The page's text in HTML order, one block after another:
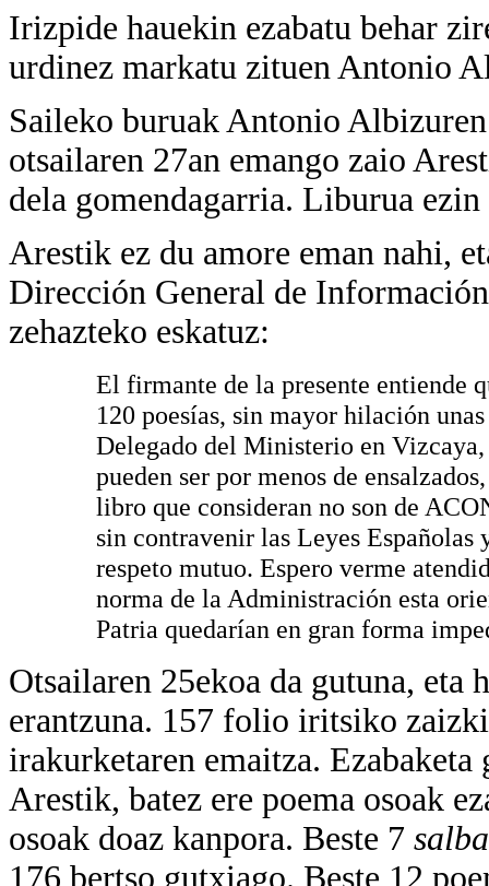
Irizpide hauekin ezabatu behar
urdinez markatu zituen Antonio
Saileko buruak Antonio
otsailaren 27an emango zaio
dela gomendagarria. Liburua
Arestik ez du amore eman nahi,
Dirección General de
zehazteko eskatuz:
El firmante de la presente entiende
120 poesías, sin mayor hilación
Delegado del Ministerio en
pueden ser por menos de
libro que consideran no son de
sin contravenir las Leyes
respeto mutuo. Espero verme
norma de la Administración esta
Patria quedarían en gran forma
Otsailaren 25ekoa da gutuna,
erantzuna. 157 folio iritsiko
irakurketaren emaitza.
Arestik, batez ere poema osoak
osoak doaz kanpora. Beste 7
176 bertso gutxiago. Beste 12